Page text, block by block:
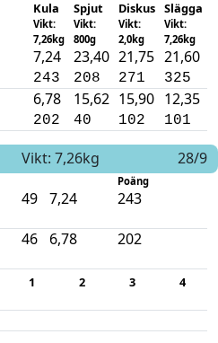
Kula
Vikt:
7,26kg
Spjut
Vikt:
800g
Diskus
Vikt:
2,0kg
Slägga
Vikt:
7,26kg
7,24
243
23,40
208
21,75
271
21,60
325
6,78
202
15,62
40
15,90
102
12,35
101
Vikt: 7,26kg 28/9
Poäng
49 7,24 243
46 6,78 202
1 2 3 4